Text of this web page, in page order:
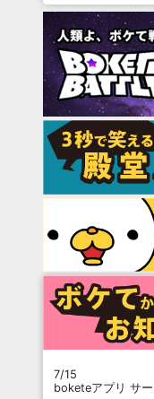
7/15
boketeアプリ サ